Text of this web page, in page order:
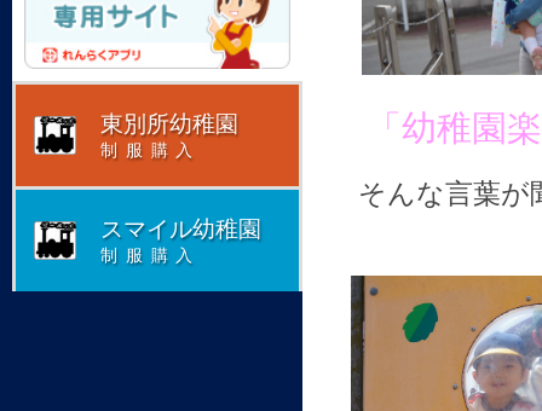
「幼稚園
そんな言葉が
Facebook
東別所幼稚園
制服購入
スマイル幼稚園
制服購入